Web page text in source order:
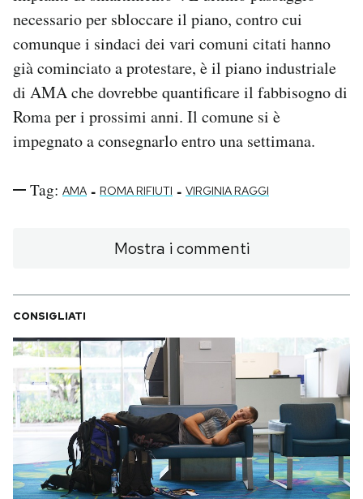
necessario per sbloccare il piano, contro cui
comunque i sindaci dei vari comuni citati hanno
già cominciato a protestare, è il piano industriale
di AMA che dovrebbe quantificare il fabbisogno di
Roma per i prossimi anni. Il comune si è
impegnato a consegnarlo entro una settimana.
Tag: AMA - ROMA RIFIUTI - VIRGINIA RAGGI
Mostra i commenti
CONSIGLIATI